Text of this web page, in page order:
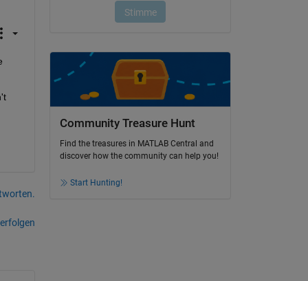
Community Treasure Hunt
Find the treasures in MATLAB Central and
discover how the community can help you!
Start Hunting!